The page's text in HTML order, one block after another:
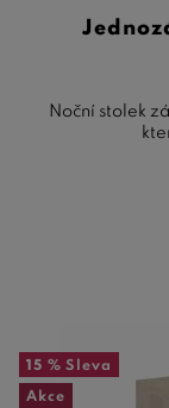
Noční stolek
15 % Sleva
Akce